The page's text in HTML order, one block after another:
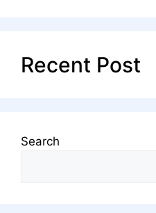
Recent Post
Search